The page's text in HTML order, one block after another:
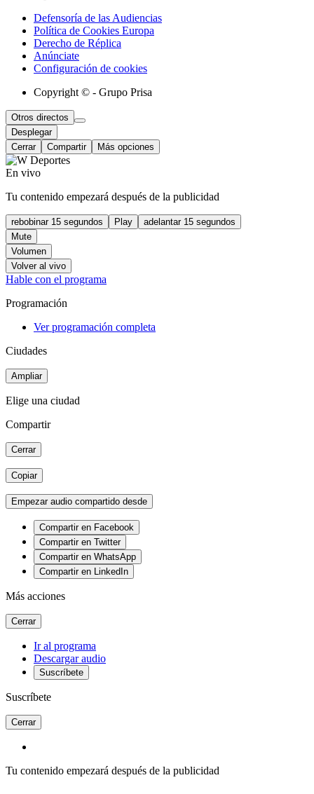
Defensoría de las Audiencias
Política de Cookies Europa
Derecho de Réplica
Anúnciate
Configuración de cookies
Copyright © - Grupo Prisa
Otros directos
Desplegar
Cerrar
Compartir Más opciones
En vivo
Tu contenido empezará después de la publicidad
rebobinar 15 segundos Play
adelantar 15 segundos
Mute
Volumen
Volver al vivo
Hable con el programa
Programación
Ver programación completa
Ciudades
Ampliar
Elige una ciudad
Compartir
Cerrar
Copiar
Empezar audio compartido desde
Compartir en Facebook
Compartir en Twitter
Compartir en WhatsApp
Compartir en LinkedIn
Más acciones
Cerrar
Ir al programa
Descargar audio
Suscríbete
Suscríbete
Cerrar
Tu contenido empezará después de la publicidad